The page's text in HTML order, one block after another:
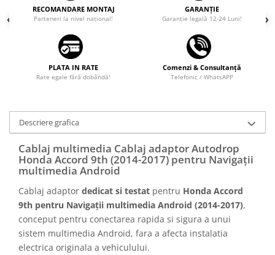
RECOMANDARE MONTAJ
Parteneri la nivel național!
GARANȚIE
Garanţie legală 12-24 Luni!
PLATA IN RATE
Rate egale fără dobândă!
Comenzi & Consultanță
Telefonic / WhatsAPP
Descriere grafica
Cablaj multimedia Cablaj adaptor Autodrop
Honda Accord 9th (2014-2017) pentru Navigații
multimedia Android
Cablaj adaptor dedicat si testat pentru Honda Accord
9th pentru Navigații multimedia Android (2014-2017),
conceput pentru conectarea rapida si sigura a unui
sistem multimedia Android, fara a afecta instalatia
electrica originala a vehiculului.